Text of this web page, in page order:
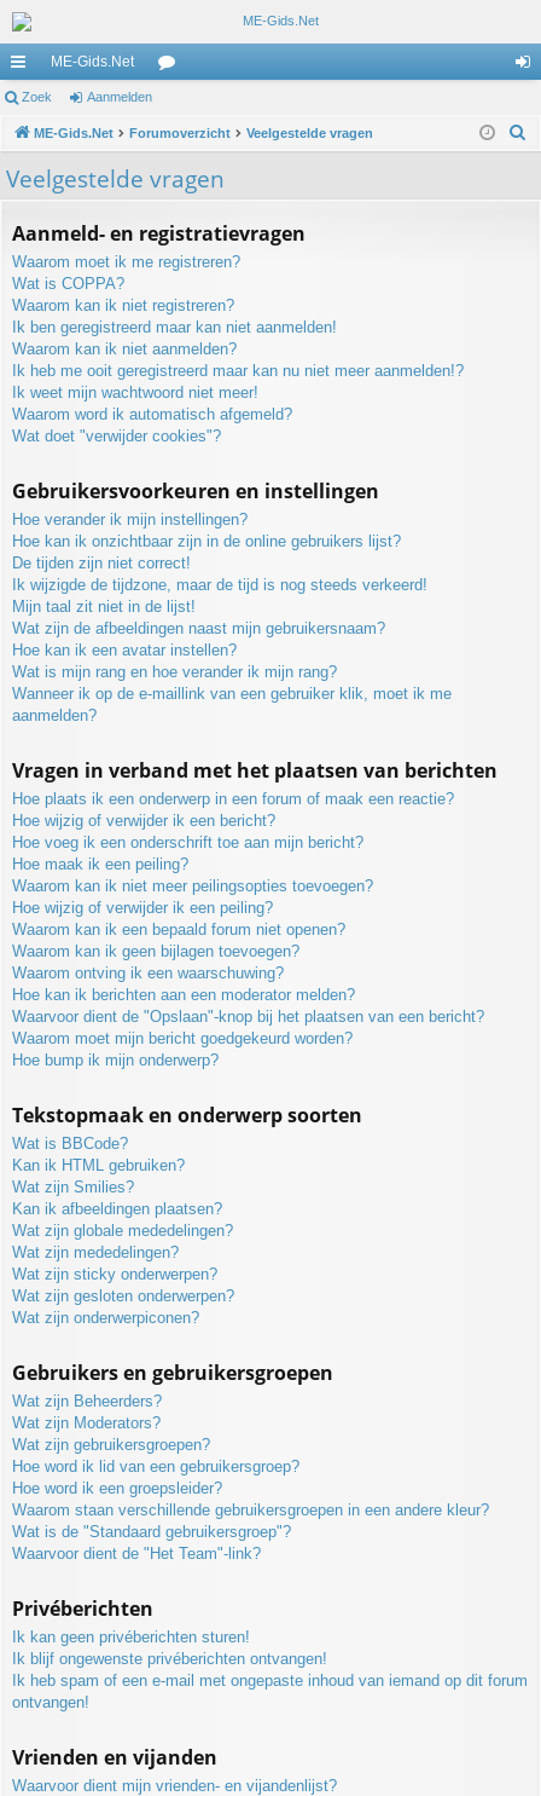
ne
lle
lin
ME-Gids.Net
u m
Zoek Aanmelden
ME-Gids.Net Forumoverzicht Veelgestelde vragen
Veelgestelde vragen
Aanmeld- en registratievragen
Waarom moet ik me registreren?
Wat is COPPA?
Waarom kan ik niet registreren?
Ik ben geregistreerd maar kan niet aanmelden!
Waarom kan ik niet aanmelden?
Ik heb me ooit geregistreerd maar kan nu niet meer aanmelden!?
Ik weet mijn wachtwoord niet meer!
Waarom word ik automatisch afgemeld?
Wat doet "verwijder cookies"?
Gebruikersvoorkeuren en instellingen
Hoe verander ik mijn instellingen?
Hoe kan ik onzichtbaar zijn in de online gebruikers lijst?
De tijden zijn niet correct!
Ik wijzigde de tijdzone, maar de tijd is nog steeds verkeerd!
Mijn taal zit niet in de lijst!
Wat zijn de afbeeldingen naast mijn gebruikersnaam?
Hoe kan ik een avatar instellen?
Wat is mijn rang en hoe verander ik mijn rang?
Wanneer ik op de e-maillink van een gebruiker klik, moet ik me
aanmelden?
Vragen in verband met het plaatsen van berichten
Hoe plaats ik een onderwerp in een forum of maak een reactie?
Hoe wijzig of verwijder ik een bericht?
Hoe voeg ik een onderschrift toe aan mijn bericht?
Hoe maak ik een peiling?
Waarom kan ik niet meer peilingsopties toevoegen?
Hoe wijzig of verwijder ik een peiling?
Waarom kan ik een bepaald forum niet openen?
Waarom kan ik geen bijlagen toevoegen?
Waarom ontving ik een waarschuwing?
Hoe kan ik berichten aan een moderator melden?
Waarvoor dient de "Opslaan"-knop bij het plaatsen van een bericht?
Waarom moet mijn bericht goedgekeurd worden?
Hoe bump ik mijn onderwerp?
Tekstopmaak en onderwerp soorten
Wat is BBCode?
Kan ik HTML gebruiken?
Wat zijn Smilies?
Kan ik afbeeldingen plaatsen?
Wat zijn globale mededelingen?
Wat zijn mededelingen?
Wat zijn sticky onderwerpen?
Wat zijn gesloten onderwerpen?
Wat zijn onderwerpiconen?
Gebruikers en gebruikersgroepen
Wat zijn Beheerders?
Wat zijn Moderators?
Wat zijn gebruikersgroepen?
Hoe word ik lid van een gebruikersgroep?
Hoe word ik een groepsleider?
Waarom staan verschillende gebruikersgroepen in een andere kleur?
Wat is de "Standaard gebruikersgroep"?
Waarvoor dient de "Het Team"-link?
Privéberichten
Ik kan geen privéberichten sturen!
Ik blijf ongewenste privéberichten ontvangen!
Ik heb spam of een e-mail met ongepaste inhoud van iemand op dit forum
ontvangen!
Vrienden en vijanden
Waarvoor dient mijn vrienden- en vijandenlijst?